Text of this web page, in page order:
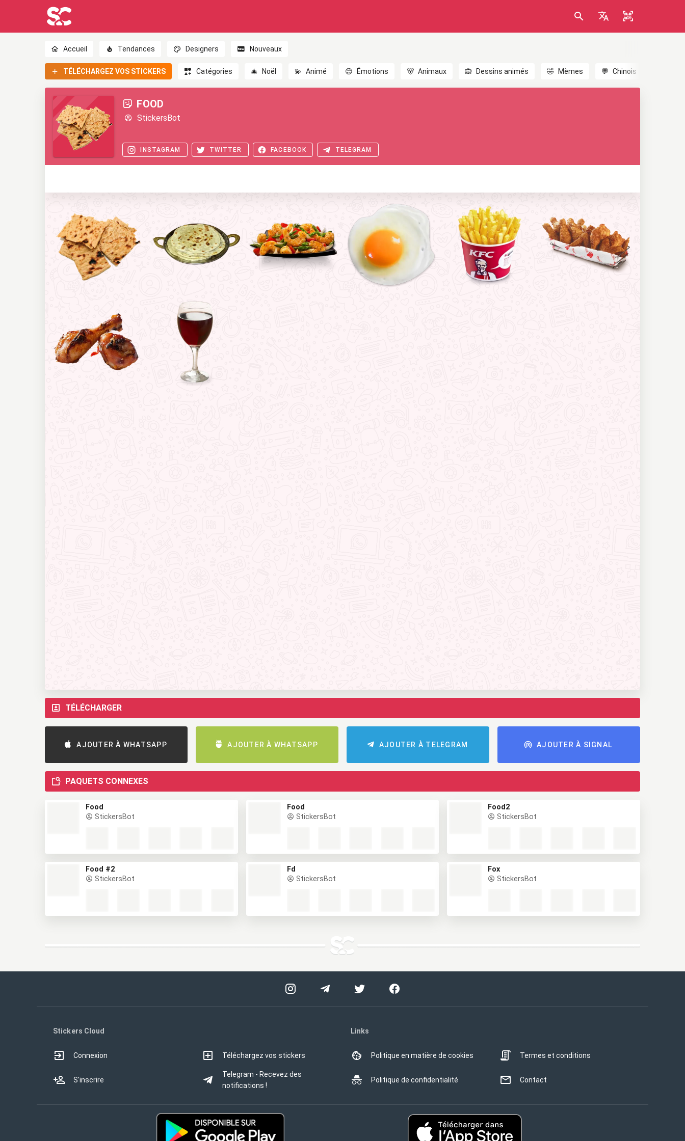
Accueil Tendances Designers Nouveaux
TÉLÉCHARGEZ VOS STICKERS Catégories 🎄 Noël 💫 Animé 😊 Émotions 🐻 Animaux 🙉 Dessins animés 🤣 Mèmes 💬 Chinois
FOOD
StickersBot
INSTAGRAM TWITTER FACEBOOK TELEGRAM
TÉLÉCHARGER
AJOUTER À WHATSAPP AJOUTER À WHATSAPP AJOUTER À TELEGRAM AJOUTER À SIGNAL
PAQUETS CONNEXES
Food
StickersBot
Food
StickersBot
Food2
StickersBot
Food #2
StickersBot
Fd
StickersBot
Fox
StickersBot
Stickers Cloud
Connexion
S'inscrire
Téléchargez vos stickers
Telegram - Recevez des
notifications !
Links
Politique en matière de cookies
Politique de confidentialité
Termes et conditions
Contact